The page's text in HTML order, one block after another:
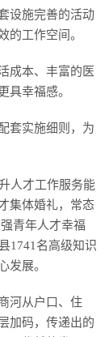
设施完善的活动
的工作空间。
成本、丰富的医
具幸福感。
套实施细则，为
人才工作服务能
集体婚礼，常态
青年人才幸福
1741名高级知识
发展。
河从户口、住
加码，传递出的